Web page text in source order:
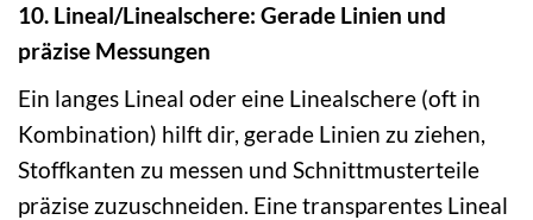
10. Lineal/Linealschere: Gerade Linien und
präzise Messungen
Ein langes Lineal oder eine Linealschere (oft in
Kombination) hilft dir, gerade Linien zu ziehen,
Stoffkanten zu messen und Schnittmusterteile
präzise zuzuschneiden. Eine transparentes Lineal